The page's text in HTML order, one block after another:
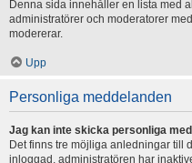
Denna sida innehåller en lista med
administratörer och moderatorer
modererar.
Upp
Personliga meddelanden
Jag kan inte skicka personliga
Det finns tre möjliga anledningar till
inloggad, administratören har